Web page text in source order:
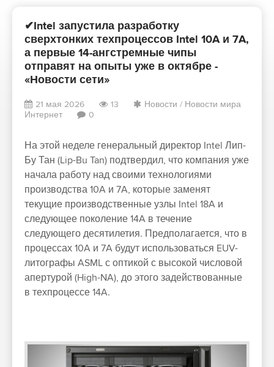
✔Intel запустила разработку
сверхтонких техпроцессов Intel 10A и 7A,
а первые 14-ангстремные чипы
отправят на опыты уже в октябре -
«Новости сети»
21 мая 2026 13 Новости / Новости мира
Интернет
0
На этой неделе генеральный директор Intel Лип-
Бу Тан (Lip-Bu Tan) подтвердил, что компания уже
начала работу над своими технологиями
производства 10A и 7A, которые заменят
текущие производственные узлы Intel 18A и
следующее поколение 14A в течение
следующего десятилетия. Предполагается, что в
процессах 10A и 7A будут использоваться EUV-
литографы ASML с оптикой с высокой числовой
апертурой (High-NA), до этого задействованные
в техпроцессе 14A.